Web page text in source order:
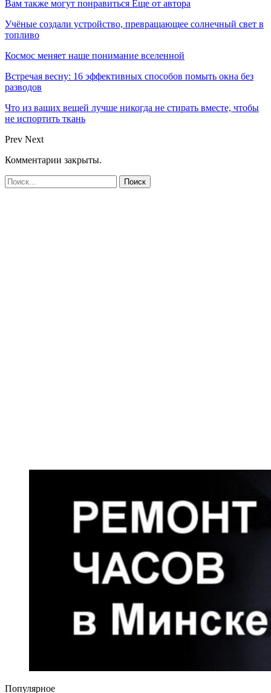
Вам также могут понравиться Еще от автора
Учёные создали устройство, превращающее солнечный свет в
топливо
Космос меняет наше понимание вселенной
Встречая весну: 16 эффективных способов помыть окна без
разводов
Что из ваших вещей лучше никогда не стирать вместе, чтобы
не испортить ткань
Prev Next
Комментарии закрыты.
Популярное